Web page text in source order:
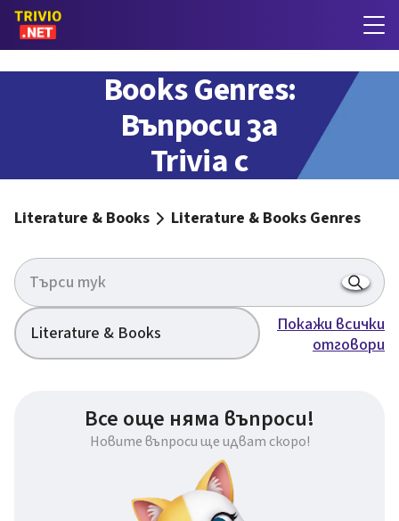
Literature &
Books Genres:
Въпроси за
Trivia с
Literature & Books Literature & Books Genres
Literature & Books
Покажи всички
отговори
Все още няма въпроси!
Новите въпроси ще идват скоро!